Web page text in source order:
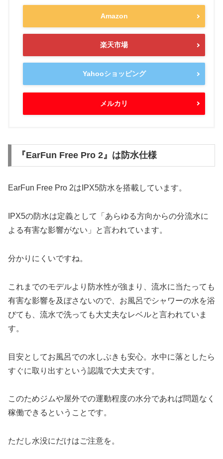
Amazon
楽天市場
Yahooショッピング
メルカリ
『EarFun Free Pro 2』は防水仕様
EarFun Free Pro 2はIPX5防水を搭載しています。
IPX5の防水は定義として「あらゆる方向からの分流水に
よる有害な影響がない」と言われています。
分かりにくいですね。
これまでのモデルより防水性が強まり、流水に当たっても
有害な影響を及ぼさないので、お風呂でシャワーの水を浴
びても、流水で洗っても大丈夫なレベルと言われていま
す。
目安としてお風呂での水しぶきも安心。水中に落としたら
すぐに取り出すという認識で大丈夫です。
このためジムや屋外での運動程度の水分であれば問題なく
稼働できるということです。
ただし水没にだけはご注意を。